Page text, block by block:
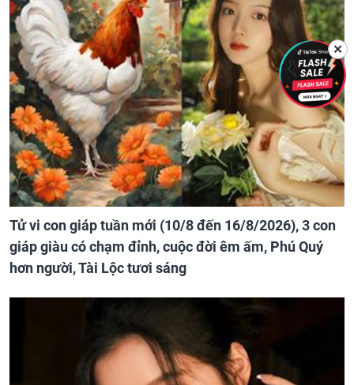
Tử vi con giáp tuần mới (10/8 đến 16/8/2026), 3 con
giáp giàu có chạm đỉnh, cuộc đời êm ấm, Phú Quý
hơn người, Tài Lộc tươi sáng
✕